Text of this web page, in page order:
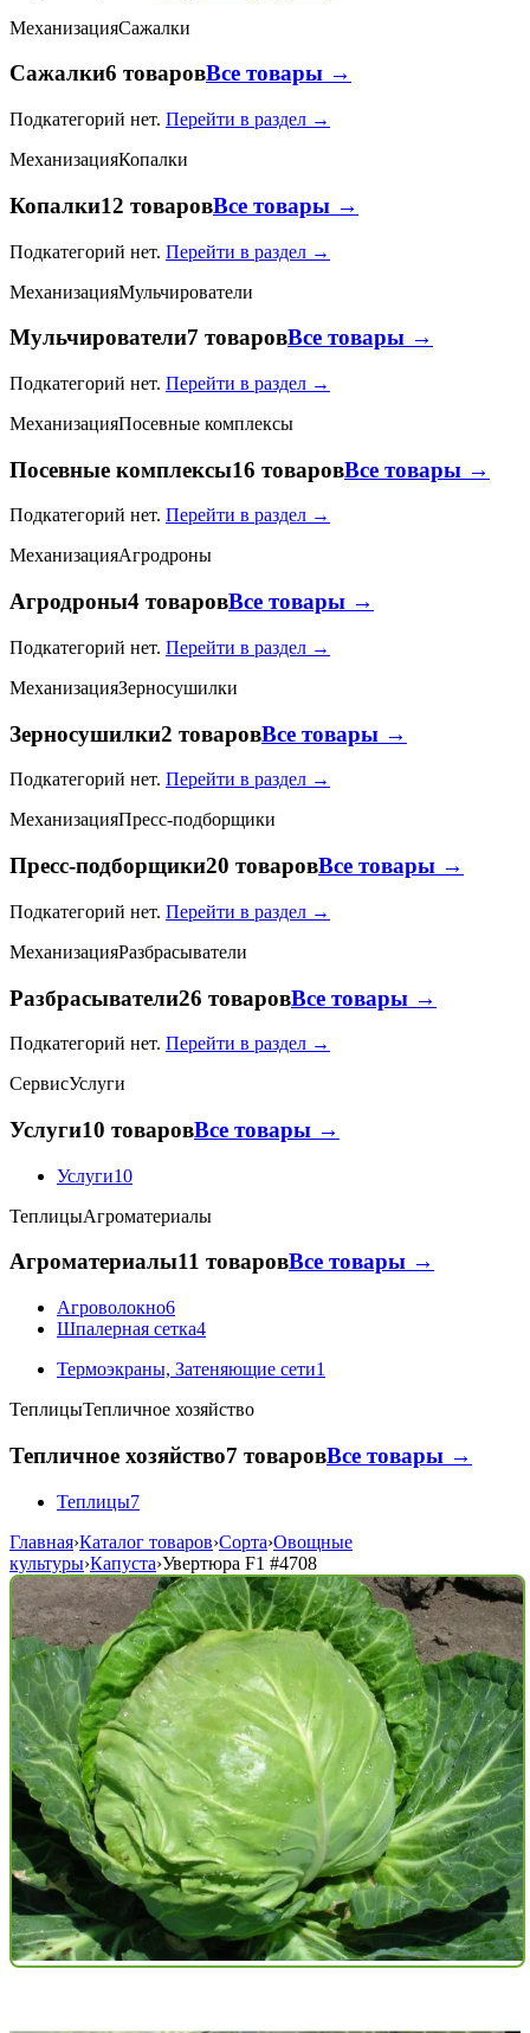
МеханизацияСажалки
Сажалки6 товаровВсе товары →
Подкатегорий нет. Перейти в раздел →
МеханизацияКопалки
Копалки12 товаровВсе товары →
Подкатегорий нет. Перейти в раздел →
МеханизацияМульчирователи
Мульчирователи7 товаровВсе товары →
Подкатегорий нет. Перейти в раздел →
МеханизацияПосевные комплексы
Посевные комплексы16 товаровВсе товары →
Подкатегорий нет. Перейти в раздел →
МеханизацияАгродроны
Агродроны4 товаровВсе товары →
Подкатегорий нет. Перейти в раздел →
МеханизацияЗерносушилки
Зерносушилки2 товаровВсе товары →
Подкатегорий нет. Перейти в раздел →
МеханизацияПресс-подборщики
Пресс-подборщики20 товаровВсе товары →
Подкатегорий нет. Перейти в раздел →
МеханизацияРазбрасыватели
Разбрасыватели26 товаровВсе товары →
Подкатегорий нет. Перейти в раздел →
СервисУслуги
Услуги10 товаровВсе товары →
Услуги10
ТеплицыАгроматериалы
Агроматериалы11 товаровВсе товары →
Агроволокно6
Шпалерная сетка4
Термоэкраны, Затеняющие сети1
ТеплицыТепличное хозяйство
Тепличное хозяйство7 товаровВсе товары →
Теплицы7
Главная›Каталог товаров›Сорта›Овощные
культуры›Капуста›Увертюра F1 #4708